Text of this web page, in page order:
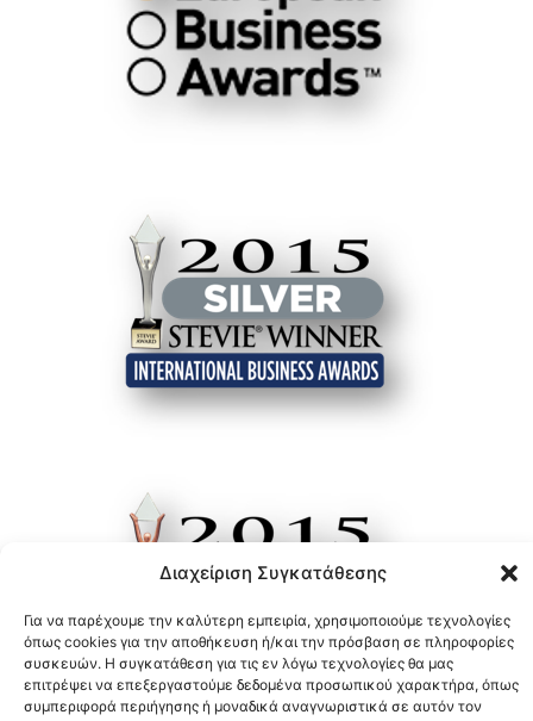
Διαχείριση Συγκατάθεσης
Για να παρέχουμε την καλύτερη εμπειρία, χρησιμοποιούμε τεχνολογίες
όπως cookies για την αποθήκευση ή/και την πρόσβαση σε πληροφορίες
συσκευών. Η συγκατάθεση για τις εν λόγω τεχνολογίες θα μας
επιτρέψει να επεξεργαστούμε δεδομένα προσωπικού χαρακτήρα, όπως
συμπεριφορά περιήγησης ή μοναδικά αναγνωριστικά σε αυτόν τον